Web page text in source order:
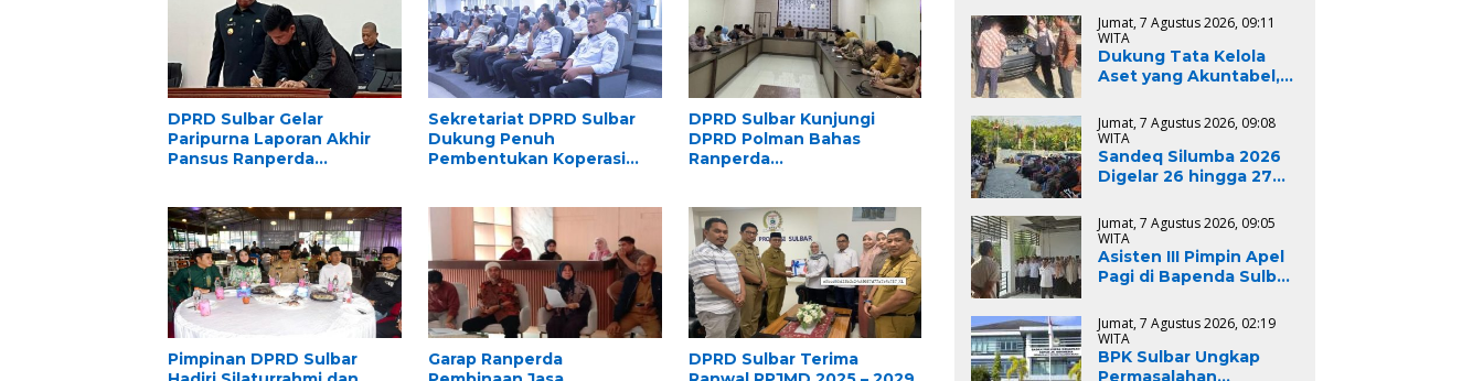
DPRD Sulbar Gelar
Paripurna Laporan Akhir
Pansus Ranperda
Sekretariat DPRD Sulbar
Dukung Penuh
Pembentukan Koperasi
DPRD Sulbar Kunjungi
DPRD Polman Bahas
Ranperda
Pimpinan DPRD Sulbar
Garap Ranperda
DPRD Sulbar Terima
Minerba Pimpin Rapat
RKAB PT. Kulaka Jaya
Perkasa
Jumat, 7 Agustus 2026, 09:11
WITA
Dukung Tata Kelola
Aset yang Akuntabel,
Pemeriksaan Fisik BMD
untuk Persiapan
Lelang dan
Penghapusan
Jumat, 7 Agustus 2026, 09:08
WITA
Sandeq Silumba 2026
Digelar 26 hingga 27
HUT Sulbar
Jumat, 7 Agustus 2026, 09:05
WITA
Asisten III Pimpin Apel
Pagi di Bapenda Sulbar,
Aparatur Sipil Negara
Jumat, 7 Agustus 2026, 02:19
WITA
BPK Sulbar Ungkap
Permasalahan